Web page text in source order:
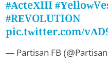
#ActeXIII
#REVOLUTION
pic.twitter.com/
— Partisan FB